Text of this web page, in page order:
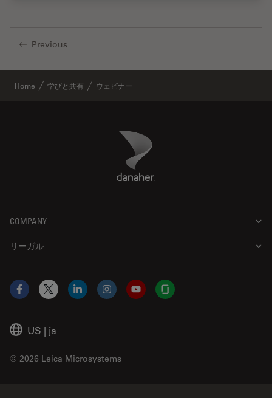
Previous
Home 学びと共有 ウェビナー
Danaher Logo
COMPANY
リーガル
US | ja
© 2026 Leica Microsystems
Facebook
X LinkedInInstagramYouTubeGlassdoor